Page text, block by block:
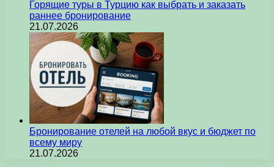
Горящие туры в Турцию как выбрать и заказать
раннее бронирование
21.07.2026
Бронирование отелей на любой вкус и бюджет по
всему миру
21.07.2026